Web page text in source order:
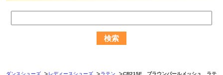
ダンスシューズ レディースシューズ ラテン
CR215F ブラウンパールメッシュ ラテ